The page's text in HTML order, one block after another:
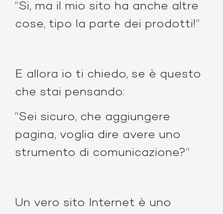
“Si, ma il mio sito ha anche altre
cose, tipo la parte dei prodotti!”
E allora io ti chiedo, se è questo
che stai pensando:
“Sei sicuro, che aggiungere
pagina, voglia dire avere uno
strumento di comunicazione?”
Un vero sito Internet è uno